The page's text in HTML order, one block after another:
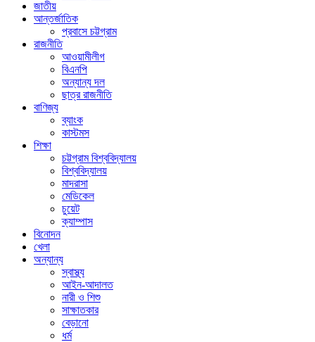
জাতীয়
আন্তর্জাতিক
প্রবাসে চট্টগ্রাম
রাজনীতি
আওয়ামীলীগ
বিএনপি
অন্যান্য দল
ছাত্র রাজনীতি
বাণিজ্য
ব্যাংক
কাস্টমস
শিক্ষা
চট্টগ্রাম বিশ্ববিদ্যালয়
বিশ্ববিদ্যালয়
মাদরাসা
মেডিকেল
চুয়েট
ক্যাম্পাস
বিনোদন
খেলা
অন্যান্য
স্বাস্থ্য
আইন-আদালত
নারী ও শিশু
সাক্ষাতকার
বেড়ানো
ধর্ম